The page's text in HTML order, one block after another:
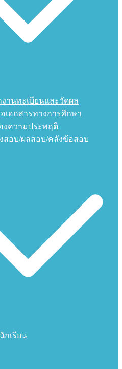
านทะเบียนและวัดผล
เอกสารทางการศึกษา
งความประพฤติ
งสอบ/ผลสอบ/คลังข้อสอบ
กเรียน